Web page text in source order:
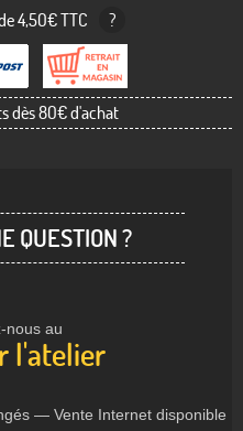
4,50€ TTC ?
dès 80€ d'achat
QUESTION ?
nous au
l'atelier
— Vente Internet disponible